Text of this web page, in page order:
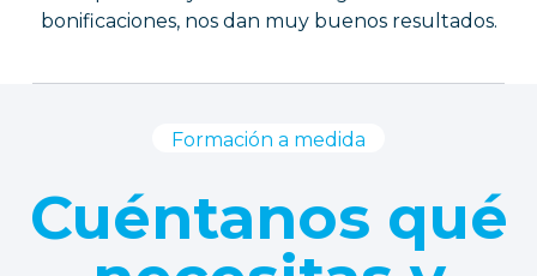
bonificaciones, nos dan muy buenos resultados.
Formación a medida
Cuéntanos qué